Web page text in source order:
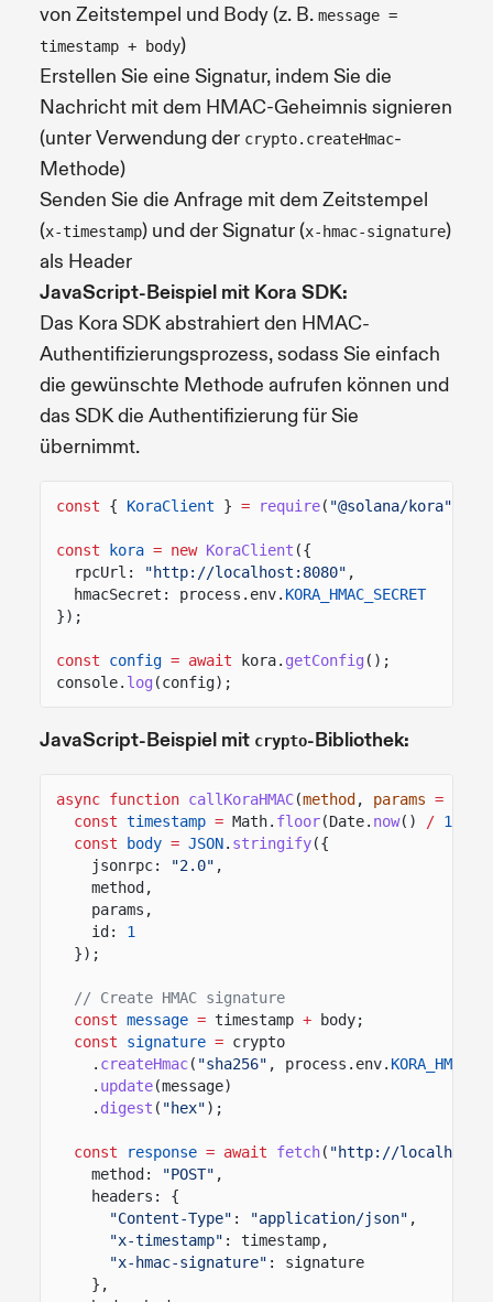
von Zeitstempel und Body (z. B. message =
timestamp + body)
Erstellen Sie eine Signatur, indem Sie die
Nachricht mit dem HMAC-Geheimnis signieren
(unter Verwendung der crypto.createHmac-
Methode)
Senden Sie die Anfrage mit dem Zeitstempel
(x-timestamp) und der Signatur (x-hmac-signature)
als Header
JavaScript-Beispiel mit Kora SDK:
Das Kora SDK abstrahiert den HMAC-
Authentifizierungsprozess, sodass Sie einfach
die gewünschte Methode aufrufen können und
das SDK die Authentifizierung für Sie
übernimmt.
const { KoraClient } = require( "@solana/kora"
const kora = new KoraClient ({
rpcUrl:
"http://localhost:8080" ,
hmacSecret: process.env. KORA_HMAC_SECRET
});
const config = await kora. getConfig ();
console. log (config);
JavaScript-Beispiel mit crypto-Bibliothek:
async function callKoraHMAC(method , params =
const timestamp = Math. floor(Date. now() / 1000
const
body = JSON. stringify({
jsonrpc:
"2.0" ,
method,
params,
id:
1
});
// Create HMAC signature
const message = timestamp +
body;
const
signature = crypto
. createHmac( "sha256" , process.env.
. update(message)
. digest ( "hex");
const response = await fetch( "http://
method:
"POST" ,
headers: {
"Content-Type" : "application/json" ,
"x-timestamp" : timestamp,
"x-hmac-signature" : signature
},